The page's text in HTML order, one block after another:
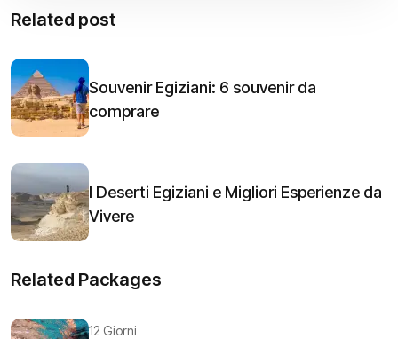
Related post
Souvenir Egiziani: 6 souvenir da
comprare
I Deserti Egiziani e Migliori Esperienze da
Vivere
Related Packages
12 Giorni